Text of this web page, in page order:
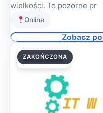
wielkości. To pozorne pr
Online
Zobacz
04.12.2025
ZAKOŃCZONA